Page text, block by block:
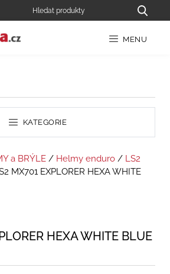
MENU
KATEGORIE
a BRÝLE / Helmy enduro / LS2
MX701 EXPLORER HEXA WHITE
HEXA WHITE BLUE